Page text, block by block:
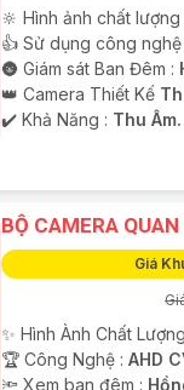
🔆 Hình ảnh chất lượng
👍 Sử dụng công nghệ
🌚 Giám sát Ban Đêm :
👑 Camera Thiết Kế
️✔️ Khả Năng : Thu Âm.
BỘ CAMERA
Giá
✨ Hình Ành Chất
🏆 Công Nghệ : AHD
🔦 Xem ban đêm :